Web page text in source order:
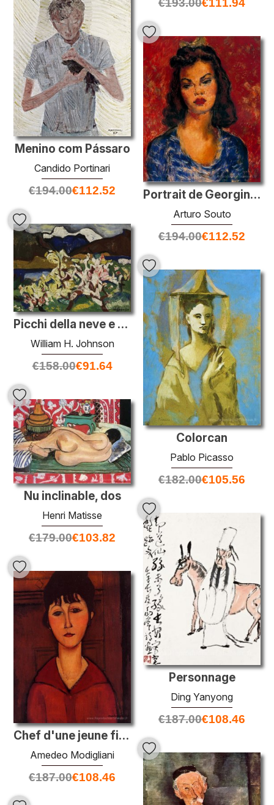
€193.00€111.94
Menino com Pássaro
Candido Portinari
€194.00€112.52 Portrait de Georgina Xenia Alberú
Arturo Souto
€194.00€112.52
Picchi della neve e fiori
William H. Johnson
€158.00€91.64
Colorcan
Pablo Picasso
€182.00€105.56
Nu inclinable, dos
Henri Matisse
€179.00€103.82
Personnage
Ding Yanyong
€187.00€108.46
Chef d'une jeune fille
Amedeo Modigliani
€187.00€108.46